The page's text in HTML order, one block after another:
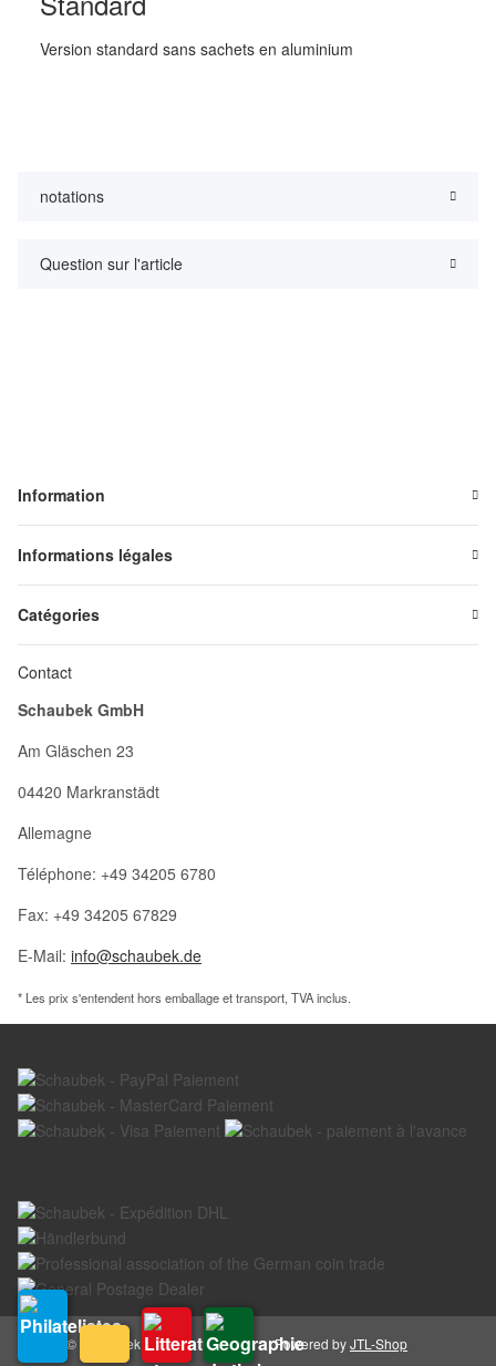
Version standard sans sachets en aluminium
notations
Question sur l'article
Information
Informations légales
Catégories
Contact
Schaubek GmbH
Am Gläschen 23
04420 Markranstädt
Allemagne
Téléphone: +49 34205 6780
Fax: +49 34205 67829
E-Mail: info@schaubek.de
* Les prix s'entendent hors emballage et transport, TVA inclus.
© Schaubek GmbH Powered byJTL-Shop